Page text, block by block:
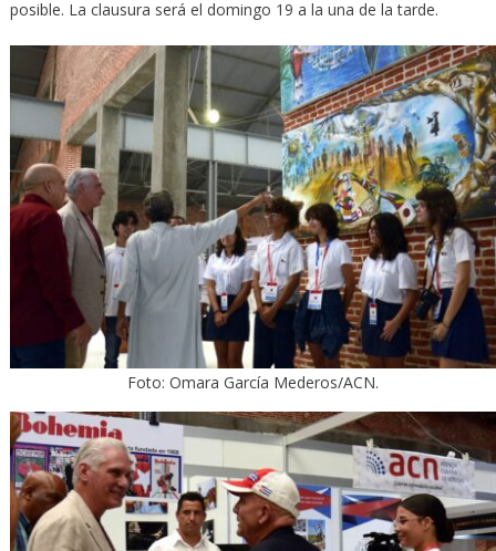
posible. La clausura será el domingo 19 a la una de la tarde.
Foto: Omara García Mederos/ACN.